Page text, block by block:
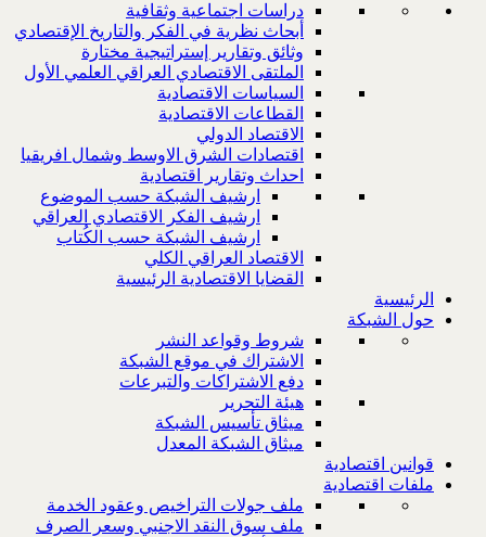
دراسات اجتماعية وثقافية
أبحاث نظرية في الفكر والتاريخ الإقتصادي
وثائق وتقارير إستراتيجية مختارة
الملتقى الاقتصادي العراقي العلمي الأول
السياسات الاقتصادية
القطاعات الاقتصادية
الاقتصاد الدولي
اقتصادات الشرق الاوسط وشمال افريقيا
احداث وتقارير اقتصادية
ارشيف الشبكة حسب الموضوع
ارشيف الفكر الاقتصادي العراقي
ارشيف الشبكة حسب الكُتاب
الاقتصاد العراقي الكلي
القضايا الاقتصادية الرئيسية
الرئيسية
حول الشبكة
شروط وقواعد النشر
الاشتراك في موقع الشبكة
دفع الاشتراكات والتبرعات
هيئة التحرير
ميثاق تأسيس الشبكة
ميثاق الشبكة المعدل
قوانين اقتصادية
ملفات اقتصادية
ملف جولات التراخيص وعقود الخدمة
ملف سوق النقد الاجنبي وسعر الصرف